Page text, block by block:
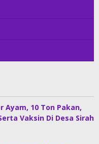
Ayam, 10 Ton Pakan,
Vaksin Di Desa Sirah